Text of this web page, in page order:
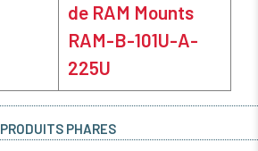
de RAM Mounts
RAM-B-101U-A-
225U
PRODUITS PHARES